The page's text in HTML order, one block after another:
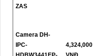
ZAS
Camera DH-
IPC-
4,324,000